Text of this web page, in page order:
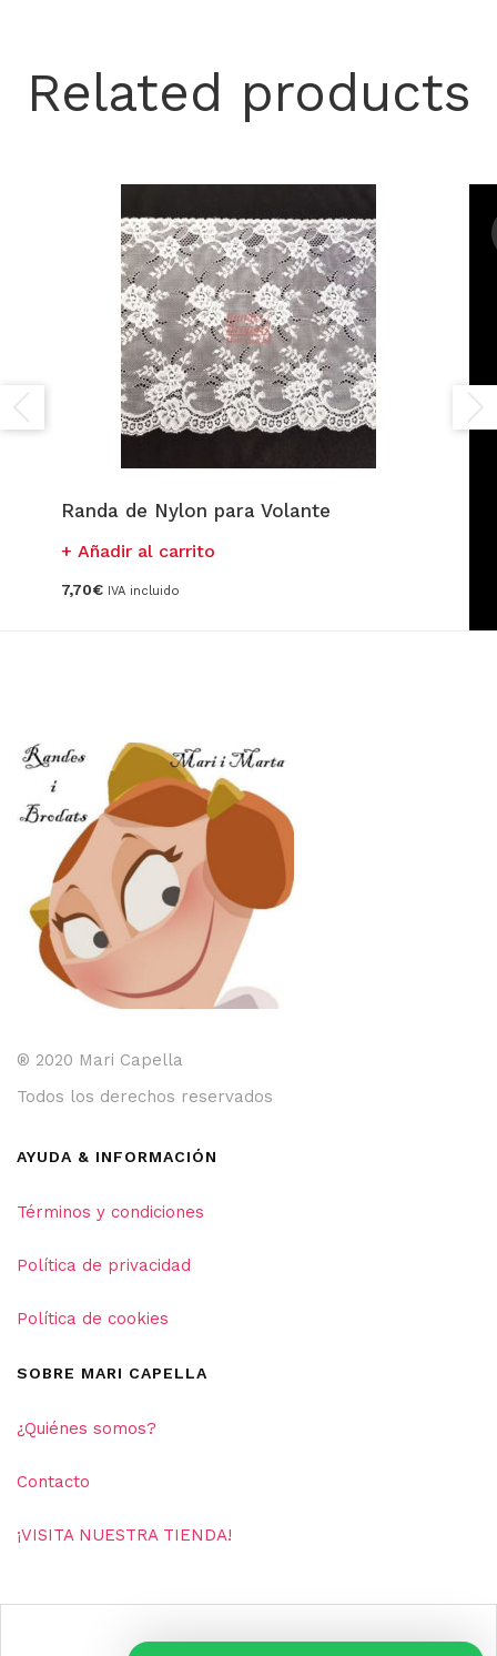
Related products
Randa de Nylon para Volante
Añadir al carrito
7,70€ IVA incluido
® 2020 Mari Capella
Todos los derechos reservados
AYUDA & INFORMACIÓN
Términos y condiciones
Política de privacidad
Política de cookies
SOBRE MARI CAPELLA
¿Quiénes somos?
Contacto
¡VISITA NUESTRA TIENDA!